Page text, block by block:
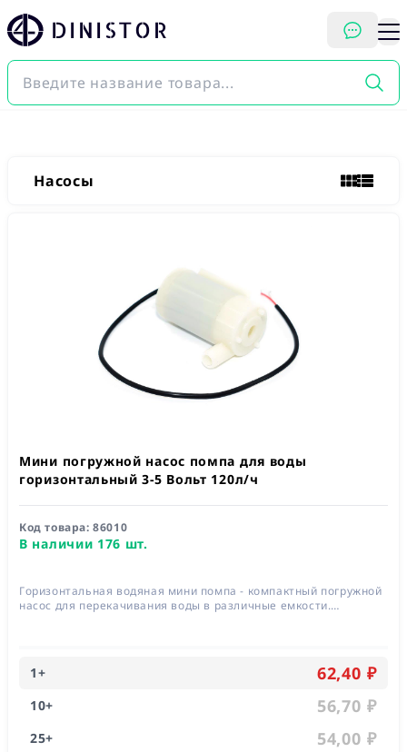
DINISTOR
Насосы
Мини погружной насос помпа для воды
горизонтальный 3-5 Вольт 120л/ч
Код товара:86010
В наличии 176 шт.
Горизонтальная водяная мини помпа - компактный погружной
насос для перекачивания воды в различные емкости.
1+ 62,40 ₽
10+ 56,70 ₽
25+ 54,00 ₽